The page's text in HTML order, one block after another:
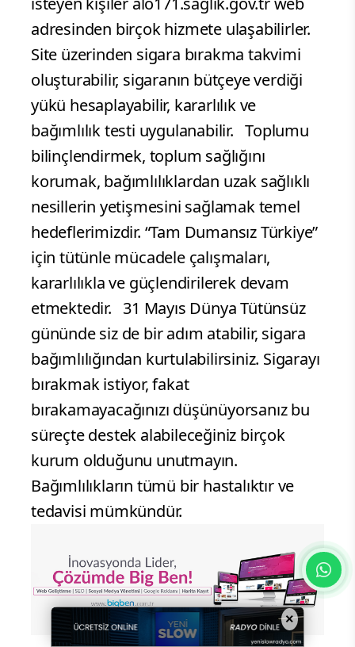
adresinden birçok hizmete ulaşabilirler.
Site üzerinden sigara bırakma takvimi
oluşturabilir, sigaranın bütçeye verdiği
yükü hesaplayabilir, kararlılık ve
bağımlılık testi uygulanabilir. Toplumu
bilinçlendirmek, toplum sağlığını
korumak, bağımlılıklardan uzak sağlıklı
nesillerin yetişmesini sağlamak temel
hedeflerimizdir. “Tam Dumansız Türkiye”
için tütünle mücadele çalışmaları,
kararlılıkla ve güçlendirilerek devam
etmektedir. 31 Mayıs Dünya Tütünsüz
gününde siz de bir adım atabilir, sigara
bağımlılığından kurtulabilirsiniz. Sigarayı
bırakmak istiyor, fakat
bırakamayacağınızı düşünüyorsanız bu
süreçte destek alabileceğiniz birçok
kurum olduğunu unutmayın.
Bağımlılıkların tümü bir hastalıktır ve
tedavisi mümkündür.
×